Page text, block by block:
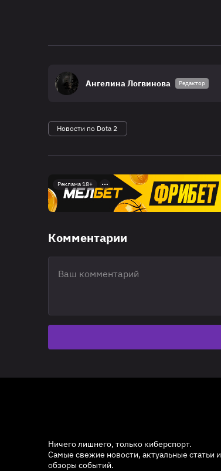
Ангелина Логвинова Редактор
Новости по Dota 2
Реклама 18+
Комментарии
Ничего лишнего, только киберспорт.
Самые свежие новости, актуальные статьи и
обзоры событий.